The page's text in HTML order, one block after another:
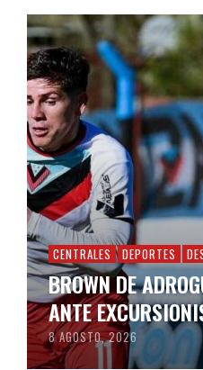
CENTRALES DEPORTES
BROWN DE
ANTE
8 AGOSTO, 2026